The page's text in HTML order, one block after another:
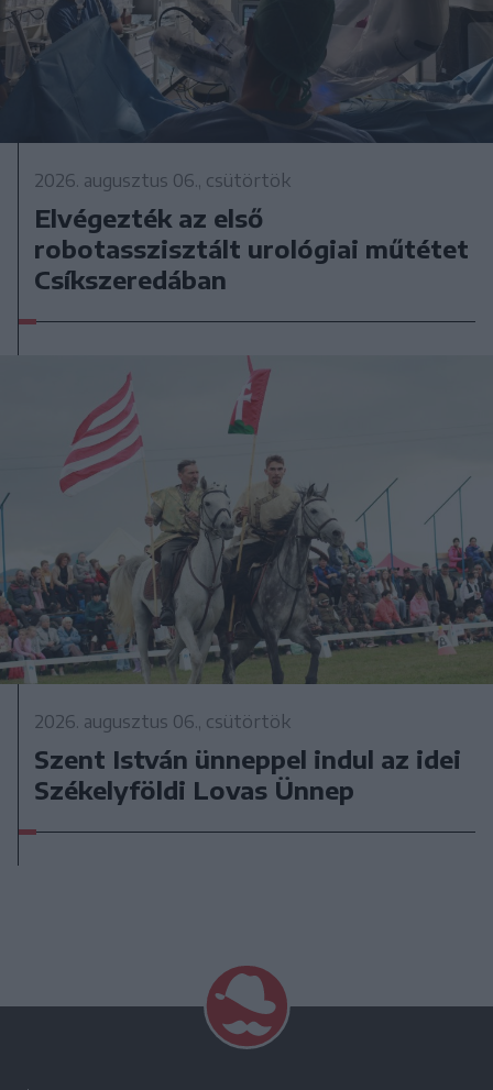
2026. augusztus 06., csütörtök
Elvégezték az első
robotasszisztált urológiai műtétet
Csíkszeredában
2026. augusztus 06., csütörtök
Szent István ünneppel indul az idei
Székelyföldi Lovas Ünnep